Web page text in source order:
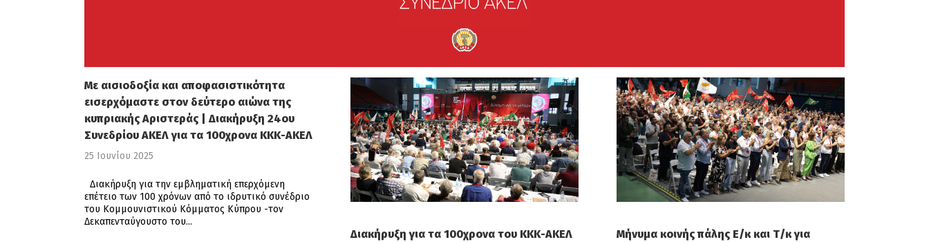
Με αισιοδοξία και αποφασιστικότητα
εισερχόμαστε στον δεύτερο αιώνα της
κυπριακής Αριστεράς | Διακήρυξη 24ου
Συνεδρίου ΑΚΕΛ για τα 100χρονα ΚΚΚ-ΑΚΕΛ
25 Ιουνίου 2025
Διακήρυξη για την εμβληματική επερχόμενη
επέτειο των 100 χρόνων από το ιδρυτικό συνέδριο
του Κομμουνιστικού Κόμματος Κύπρου -τον
Δεκαπενταύγουστο του
Διακήρυξη για τα 100χρονα του ΚΚΚ-ΑΚΕΛ
Μήνυμα κοινής πάλης Ε/κ και Τ/κ για